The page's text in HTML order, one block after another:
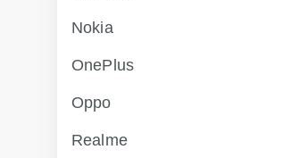
Nokia
OnePlus
Oppo
Realme